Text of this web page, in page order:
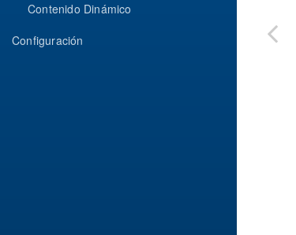
Contenido Dinámico
Configuración